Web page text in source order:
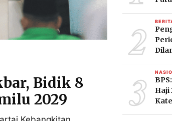
Bidik 8
2029
2
3
Haji